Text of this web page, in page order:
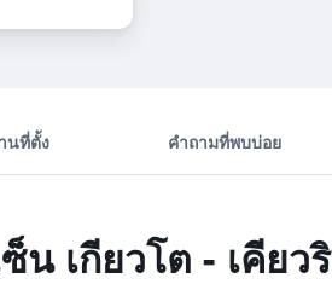
นที่ตั้ง คำถามที่พบบ่อย
เกียวโต - เคียวริ